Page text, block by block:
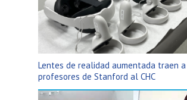
Lentes de realidad aumentada traen a
profesores de Stanford al CHC